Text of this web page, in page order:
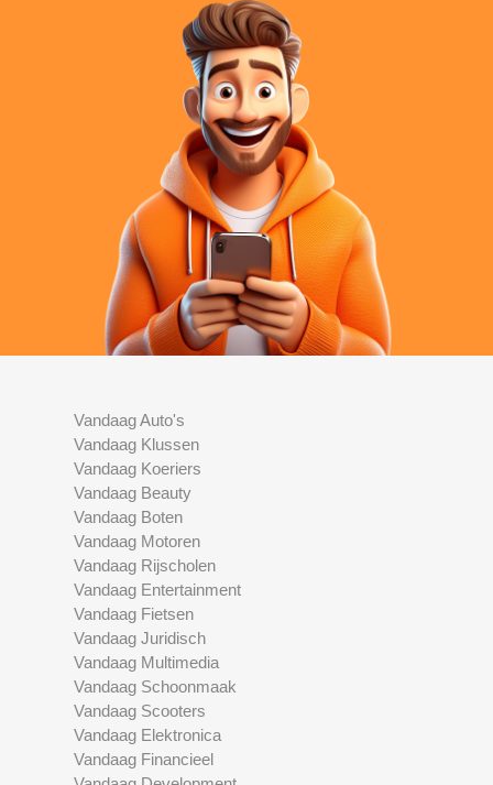
Vandaag Auto's
Vandaag Klussen
Vandaag Koeriers
Vandaag Beauty
Vandaag Boten
Vandaag Motoren
Vandaag Rijscholen
Vandaag Entertainment
Vandaag Fietsen
Vandaag Juridisch
Vandaag Multimedia
Vandaag Schoonmaak
Vandaag Scooters
Vandaag Elektronica
Vandaag Financieel